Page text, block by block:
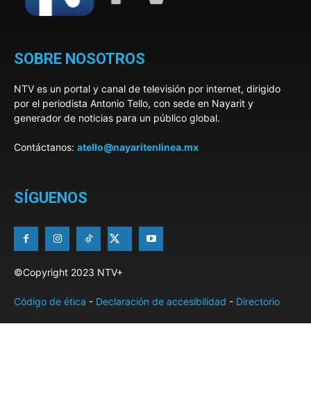
SOBRE NOSOTROS
NTV es un portal y canal de televisión por internet, dirigido
por el periodista Antonio Tello, con sede en Nayarit y
generador de noticias para un público global.
Contáctanos: atello@nayaritenlinea.mx
SÍGUENOS
©Copyright 2023 NTV+
Código de ética - Declaración de accesibilidad - Directorio